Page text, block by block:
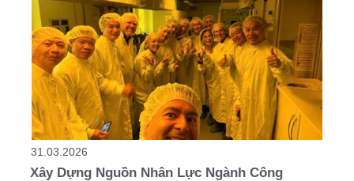
31.03.2026
Xây Dựng Nguồn Nhân Lực Ngành Công